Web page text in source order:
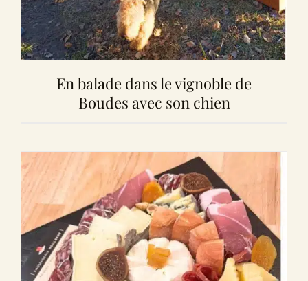
En balade dans le vignoble de
Boudes avec son chien